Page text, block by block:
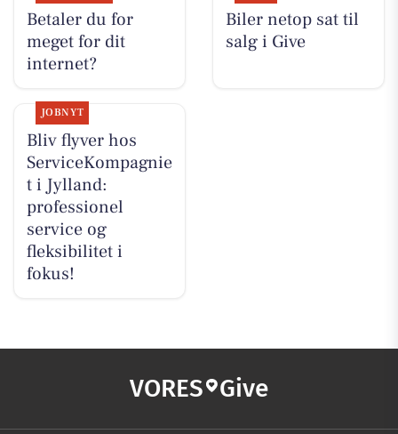
Betaler du for
meget for dit
internet?
Biler netop sat til
salg i Give
JOBNYT
Bliv flyver hos
ServiceKompagnie
t i Jylland:
professionel
service og
fleksibilitet i
fokus!
VORES Give